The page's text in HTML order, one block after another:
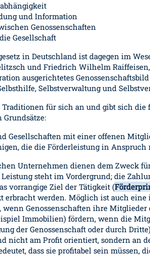
und Information
Genossenschaften
Gesellschaft
in Deutschland ist dagegen im
und Friedrich Wilhelm
ausgerichtetes
Selbstverwaltung und
für sich an und gibt sich die
Gesellschaften mit einer offenen
die die Förderleistung in Anspruch
Unternehmen dienen dem Zweck
steht im Vordergrund; die
vorrangige Ziel der Tätigkeit (
erbracht werden. Möglich ist auch eine
wenn Genossenschaften ihre
Immobilien) fördern, wenn die
der Genossenschaft oder durch
nicht am Profit orientiert, sondern an
dass sie profitabel sein müssen,